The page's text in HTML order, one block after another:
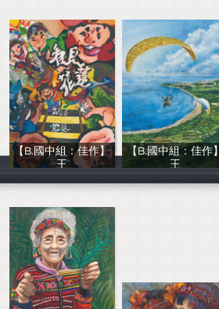
【B.國中組：佳作】
王
熱愛生命文教基
【B.國中組：佳作】
王
熱愛生命文教基